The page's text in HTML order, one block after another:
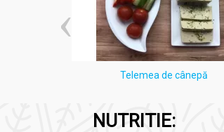
Produs în:România
Gel biovenal 50ml - FARES
Telemea de cânepă
NUTRITIE: